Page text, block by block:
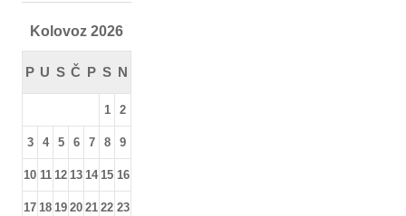
Kolovoz 2026
P U S Č P S N
1 2
3 4 5 6 7 8 9
10 11 12 13 14 15 16
17 18 19 20 21 22 23